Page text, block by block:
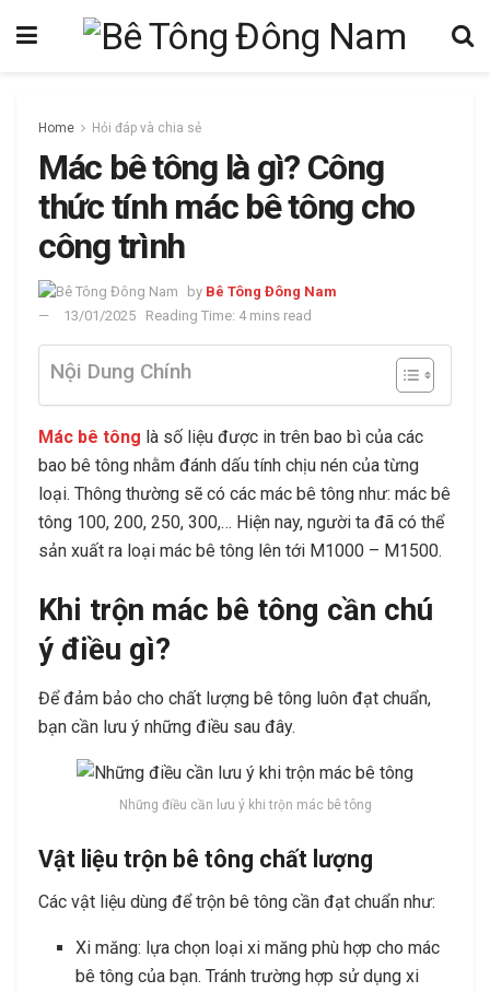
Home Hỏi đáp và chia sẻ
Mác bê tông là gì? Công
thức tính mác bê tông cho
công trình
by Bê Tông Đông Nam
13/01/2025
Reading Time: 4 mins read
Nội Dung Chính
Mác bê tông là số liệu được in trên bao bì của các
bao bê tông nhằm đánh dấu tính chịu nén của từng
loại. Thông thường sẽ có các mác bê tông như: mác bê
tông 100, 200, 250, 300,… Hiện nay, người ta đã có thể
sản xuất ra loại mác bê tông lên tới M1000 – M1500.
Khi trộn mác bê tông cần chú
ý điều gì?
Để đảm bảo cho chất lượng bê tông luôn đạt chuẩn,
bạn cần lưu ý những điều sau đây.
Những điều cần lưu ý khi trộn mác bê tông
Vật liệu trộn bê tông chất lượng
Các vật liệu dùng để trộn bê tông cần đạt chuẩn như:
Xi măng: lựa chọn loại xi măng phù hợp cho mác
bê tông của bạn. Tránh trường hợp sử dụng xi